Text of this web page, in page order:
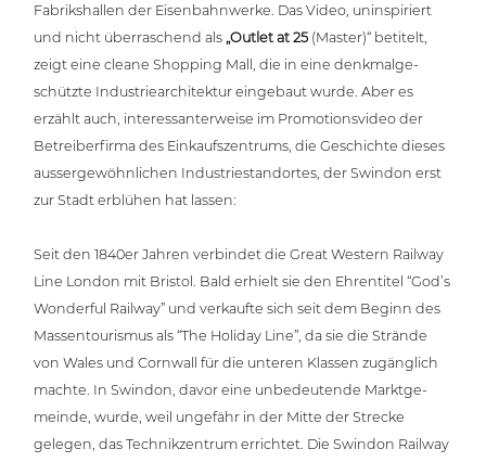
Fabriks­hal­len der Eisen­bahn­wer­ke. Das Video, unin­spi­riert
und nicht über­ra­schend als„Outlet at 25 (Master)“ betitelt,
zeigt eine cleane Shopping Mall, die in eine denk­mal­ge­
schütz­te Indus­trie­ar­chi­tek­tur eingebaut wurde. Aber es
erzählt auch, inter­es­san­ter­wei­se im Pro­mo­ti­ons­vi­deo der
Betrei­ber­fir­ma des Ein­kaufs­zen­trums, die Geschich­te dieses
aus­ser­ge­wöhn­li­chen Indus­trie­stand­or­tes, der Swindon erst
zur Stadt erblühen hat lassen:
Seit den 1840er Jahren verbindet die Great Western Railway
Line London mit Bristol. Bald erhielt sie den Ehren­ti­tel “God’s
Wonderful Railway” und verkaufte sich seit dem Beginn des
Mas­sen­tou­ris­mus als “The Holiday Line”, da sie die Strände
von Wales und Cornwall für die unteren Klassen zugäng­lich
machte. In Swindon, davor eine unbe­deu­ten­de Markt­ge­
mein­de, wurde, weil ungefähr in der Mitte der Strecke
gelegen, das Tech­nik­zen­trum errichtet. Die Swindon Railway